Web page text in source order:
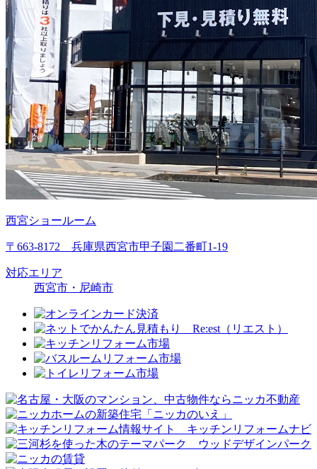
西宮ショールーム
〒663-8172 兵庫県西宮市甲子園二番町1-19
対応エリア
西宮市・尼崎市